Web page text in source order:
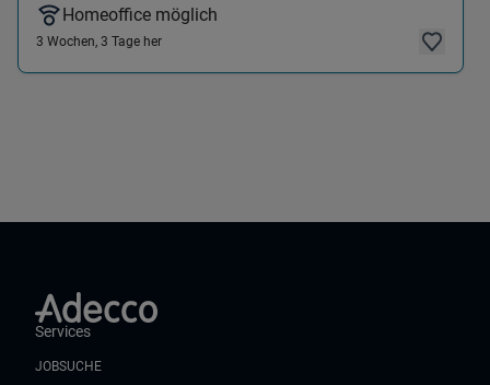
Homeoffice möglich
3 Wochen, 3 Tage her
Services
JOBSUCHE